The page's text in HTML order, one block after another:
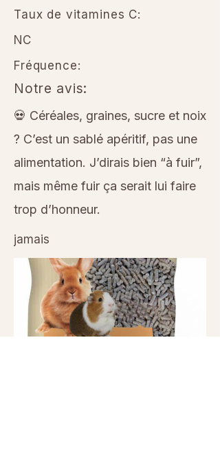
Taux de vitamines C:
NC
Fréquence:
Notre avis:
💀 Céréales, graines, sucre et noix
? C’est un sablé apéritif, pas une
alimentation. J’dirais bien “à fuir”,
mais même fuir ça serait lui faire
trop d’honneur.
jamais